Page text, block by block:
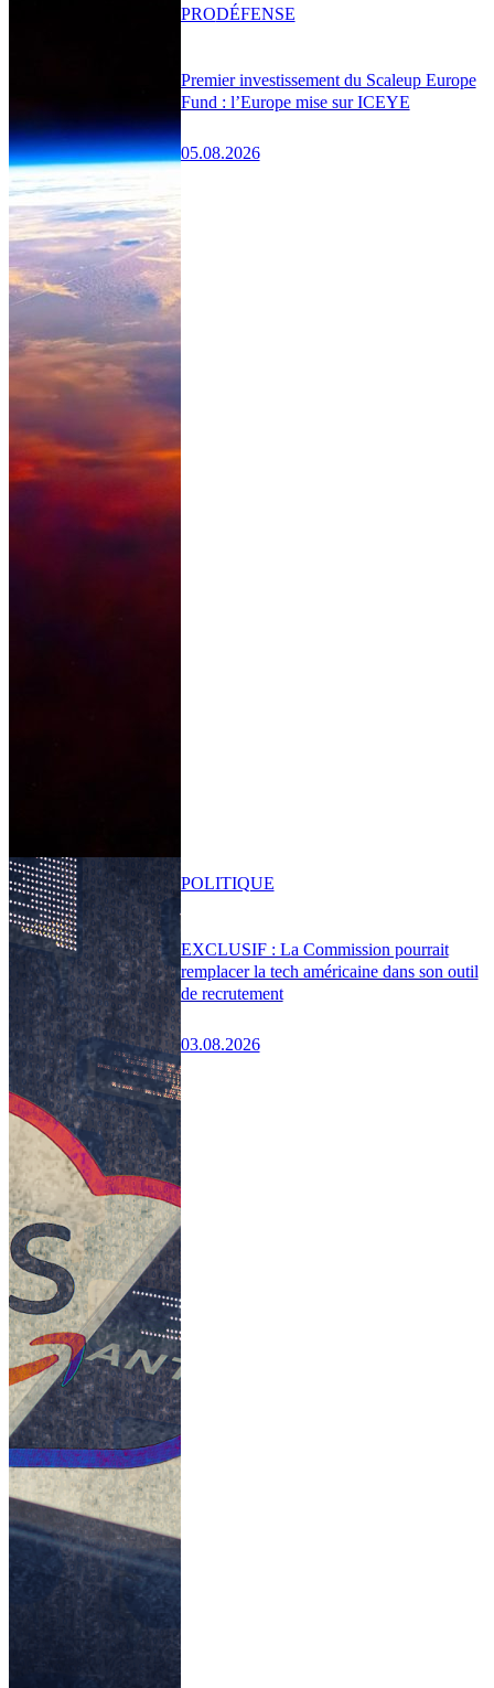
Premier investissement du Scaleup Europe
Fund : l’Europe mise sur ICEYE
05.08.2026
PRODÉFENSE
EXCLUSIF : La Commission pourrait
remplacer la tech américaine dans son outil
de recrutement
03.08.2026
POLITIQUE